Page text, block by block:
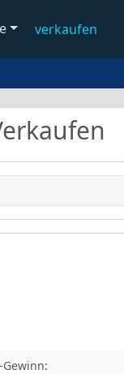
verkaufen
Gewinn: